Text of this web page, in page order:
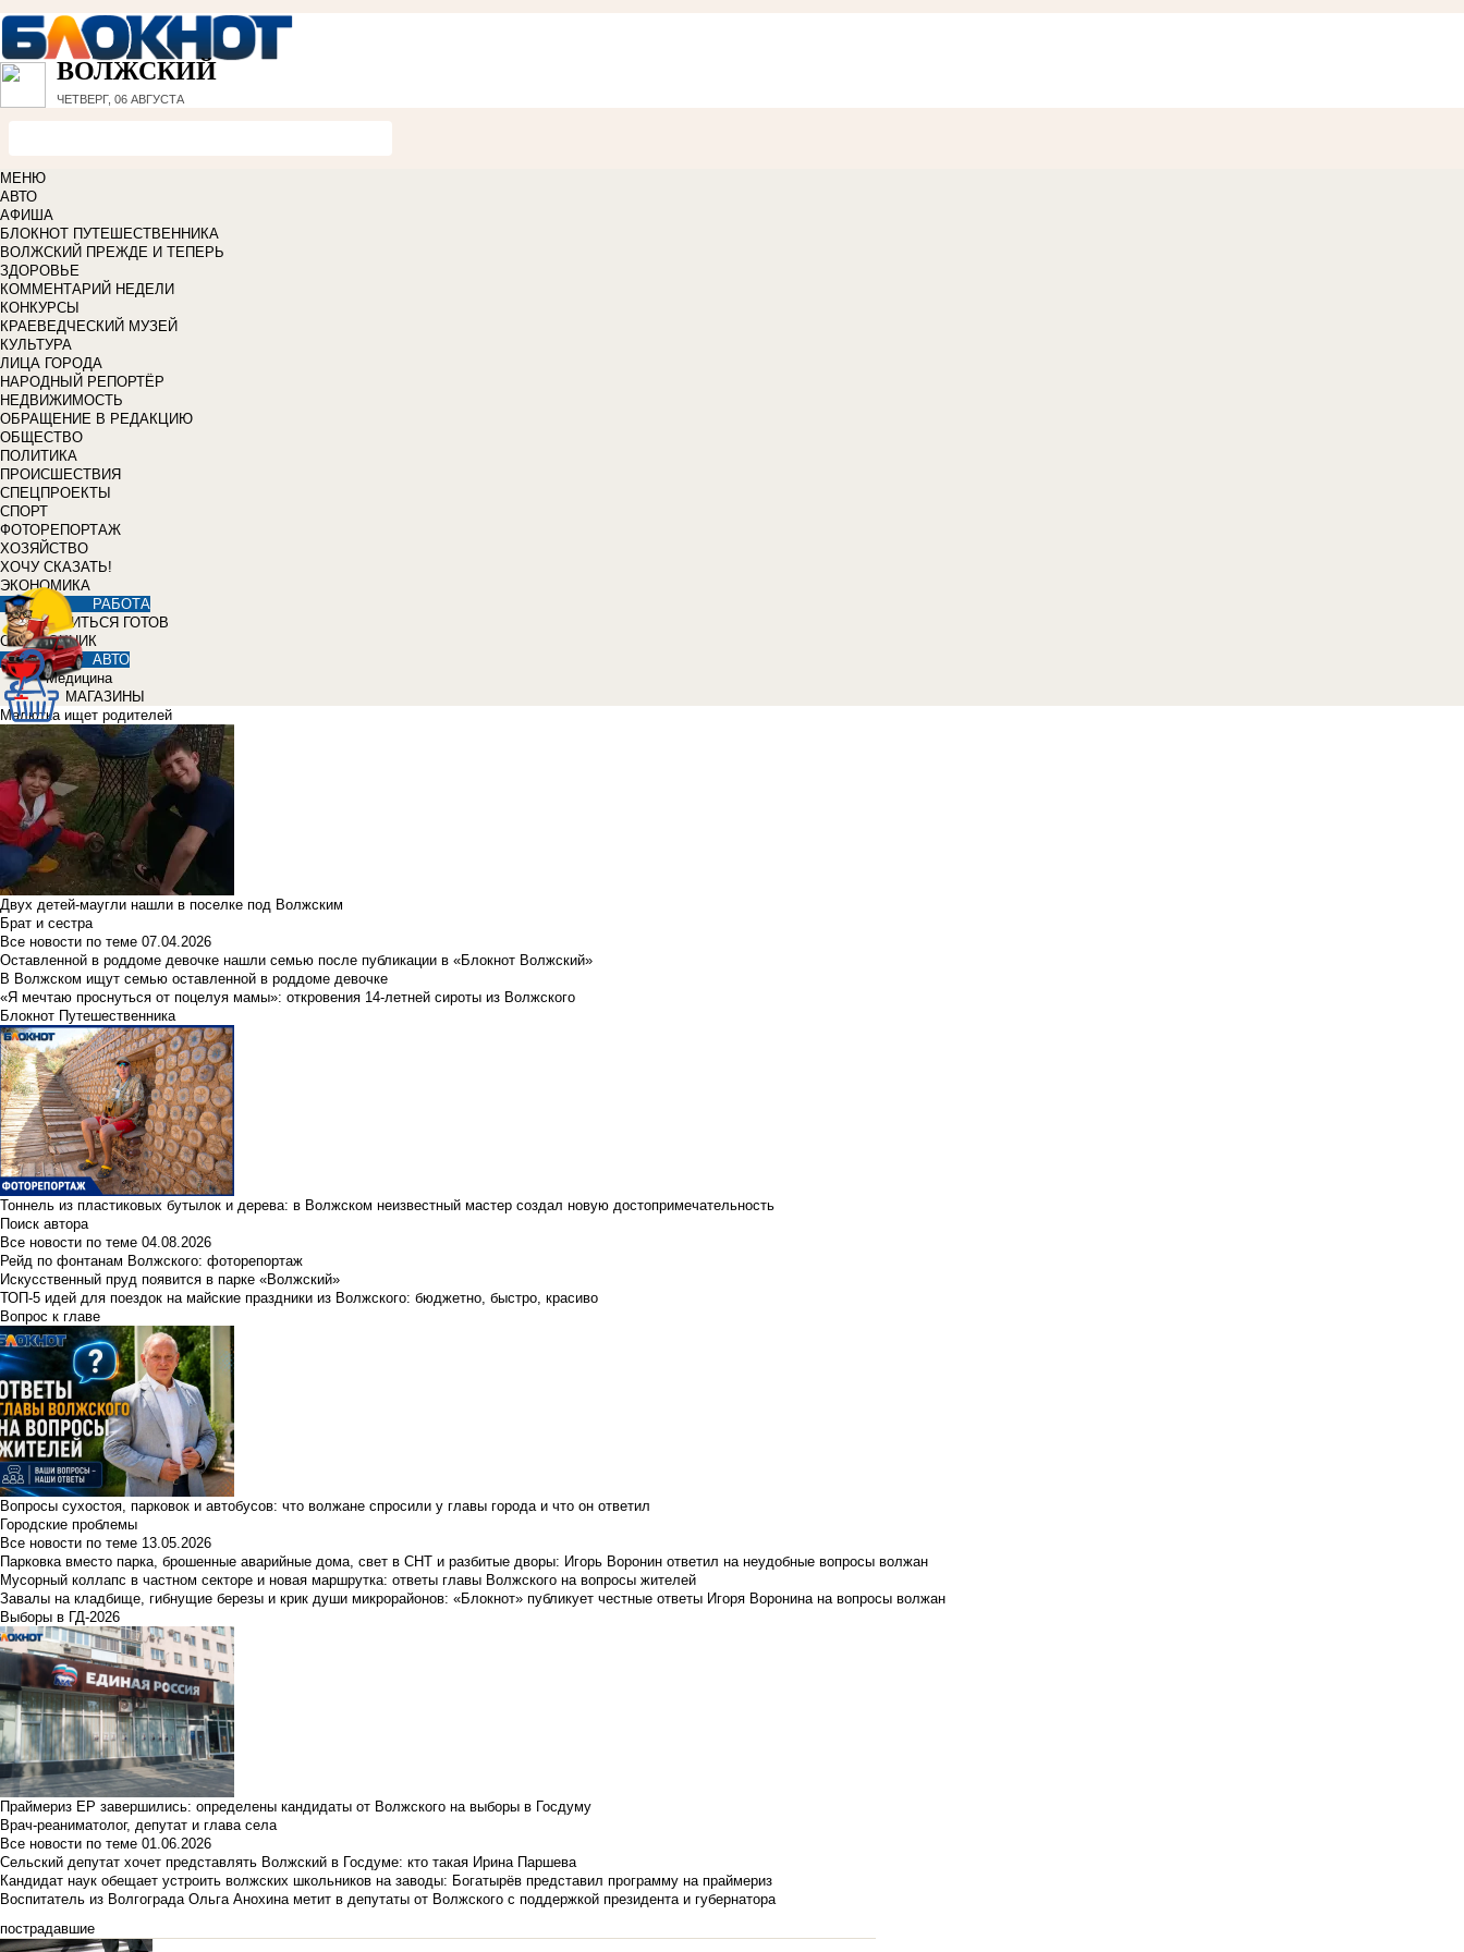
ВОЛЖСКИЙ
ЧЕТВЕРГ, 06 АВГУСТА
МЕНЮ
АВТО
АФИША
БЛОКНОТ ПУТЕШЕСТВЕННИКА
ВОЛЖСКИЙ ПРЕЖДЕ И ТЕПЕРЬ
ЗДОРОВЬЕ
КОММЕНТАРИЙ НЕДЕЛИ
КОНКУРСЫ
КРАЕВЕДЧЕСКИЙ МУЗЕЙ
КУЛЬТУРА
ЛИЦА ГОРОДА
НАРОДНЫЙ РЕПОРТЁР
НЕДВИЖИМОСТЬ
ОБРАЩЕНИЕ В РЕДАКЦИЮ
ОБЩЕСТВО
ПОЛИТИКА
ПРОИСШЕСТВИЯ
СПЕЦПРОЕКТЫ
СПОРТ
ФОТОРЕПОРТАЖ
ХОЗЯЙСТВО
ХОЧУ СКАЗАТЬ!
ЭКОНОМИКА
РАБОТА
УЧИТЬСЯ ГОТОВ
СПРАВОЧНИК
АВТО
Медицина
МАГАЗИНЫ
Малютка ищет родителей
Двух детей-маугли нашли в поселке под Волжским
Брат и сестра
Все новости по теме 07.04.2026
Оставленной в роддоме девочке нашли семью после публикации в «Блокнот Волжский»
В Волжском ищут семью оставленной в роддоме девочке
«Я мечтаю проснуться от поцелуя мамы»: откровения 14-летней сироты из Волжского
Блокнот Путешественника
Тоннель из пластиковых бутылок и дерева: в Волжском неизвестный мастер создал новую достопримечательность
Поиск автора
Все новости по теме 04.08.2026
Рейд по фонтанам Волжского: фоторепортаж
Искусственный пруд появится в парке «Волжский»
ТОП-5 идей для поездок на майские праздники из Волжского: бюджетно, быстро, красиво
Вопрос к главе
Вопросы сухостоя, парковок и автобусов: что волжане спросили у главы города и что он ответил
Городские проблемы
Все новости по теме 13.05.2026
Парковка вместо парка, брошенные аварийные дома, свет в СНТ и разбитые дворы: Игорь Воронин ответил на неудобные вопросы волжан
Мусорный коллапс в частном секторе и новая маршрутка: ответы главы Волжского на вопросы жителей
Завалы на кладбище, гибнущие березы и крик души микрорайонов: «Блокнот» публикует честные ответы Игоря Воронина на вопросы волжан
Выборы в ГД-2026
Праймериз ЕР завершились: определены кандидаты от Волжского на выборы в Госдуму
Врач-реаниматолог, депутат и глава села
Все новости по теме 01.06.2026
Сельский депутат хочет представлять Волжский в Госдуме: кто такая Ирина Паршева
Кандидат наук обещает устроить волжских школьников на заводы: Богатырёв представил программу на праймериз
Воспитатель из Волгограда Ольга Анохина метит в депутаты от Волжского с поддержкой президента и губернатора
пострадавшие